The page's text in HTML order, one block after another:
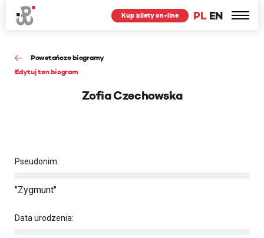
PL EN
Kup bilety on-line
Powstańcze biogramy
Edytuj ten biogram
Zofia Czechowska
Pseudonim:
"Zygmunt"
Data urodzenia: